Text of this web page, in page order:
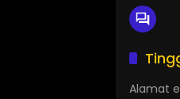
Alamat